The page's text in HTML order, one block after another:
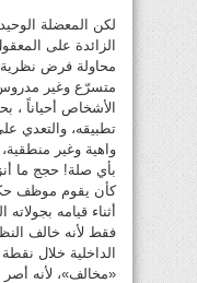
لكن المعضلة
الزائدة على
محاولة فرض
متسرّع وغير
الأشخاص أحياناً ،
تطبيقه، والتعدي
واهية وغير
بأي صلة! حجج ما
كأن يقوم موظف
أثناء قيامه
فقط لأنه خالف
الداخلية خلال
«مخالف»، لأنه